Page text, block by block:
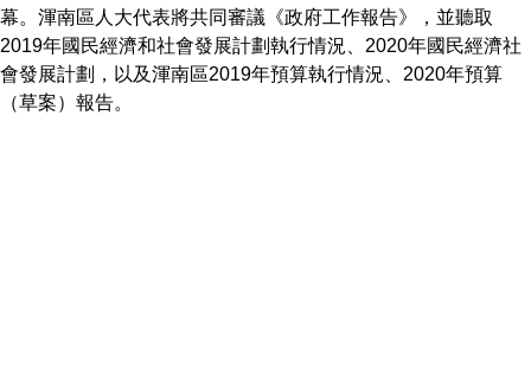
幕。渾南區人大代表將共同審議《政府工作報告》，並聽取
2019年國民經濟和社會發展計劃執行情況、2020年國民經濟社
會發展計劃，以及渾南區2019年預算執行情況、2020年預算
（草案）報告。